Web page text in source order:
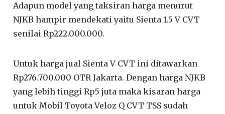
Adapun model yang taksiran harga menurut
NJKB hampir mendekati yaitu Sienta 1.5 V CVT
senilai Rp222.000.000.
Untuk harga jual Sienta V CVT ini ditawarkan
Rp276.700.000 OTR Jakarta. Dengan harga NJKB
yang lebih tinggi Rp5 juta maka kisaran harga
untuk Mobil Toyota Veloz Q CVT TSS sudah